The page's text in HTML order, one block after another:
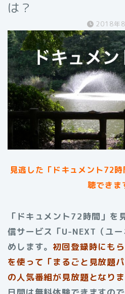
は？
2018年
見逃した「ドキュメント72
聴できま
「ドキュメント72時間」を
信サービス「U-NEXT（ユ
めします。 初回登録時にも
を使って「まるごと見放題
の人気番組が見放題となりま